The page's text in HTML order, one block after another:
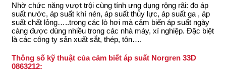
Nhờ chức năng vượt trội cùng tính ưng dụng rộng rãi: đo áp
suất nước, áp suất khí nén, áp suất thủy lực, áp suất ga , áp
suất chất lỏng…..trong các lò hơi mà cảm biến áp suất ngày
càng được dùng nhiều trong các nhà máy, xí nghiệp. Đặc biệt
là các công ty sản xuất sắt, thép, tôn….
Thông số kỹ thuật của cảm biết áp suất Norgren 33D
0863212: